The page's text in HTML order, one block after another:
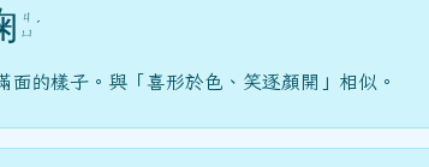
ㄐ
ㄩ ˊ
面的樣子。與「喜形於色、笑逐顏開」相似。